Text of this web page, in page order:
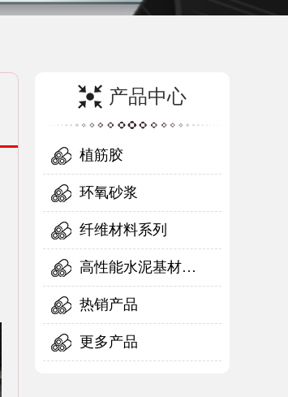
产品中心
植筋胶
环氧砂浆
纤维材料系列
高性能水泥基材料
系列
热销产品
更多产品